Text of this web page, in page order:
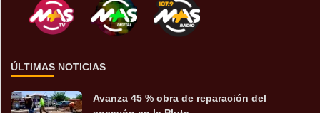
ÚLTIMAS NOTICIAS
Avanza 45 % obra de reparación del